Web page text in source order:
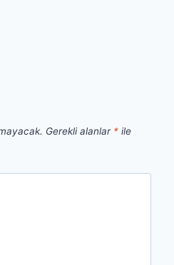
Gerekli alanlar * ile